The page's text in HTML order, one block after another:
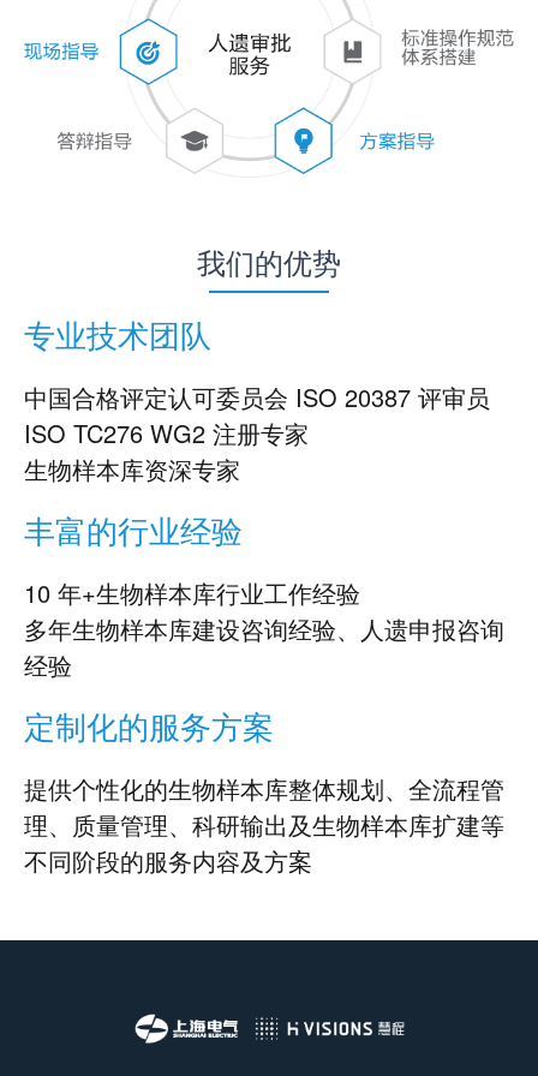
我们的优势
专业技术团队
中国合格评定认可委员会 ISO 20387 评审员
ISO TC276 WG2 注册专家
生物样本库资深专家
丰富的行业经验
10 年+生物样本库行业工作经验
多年生物样本库建设咨询经验、人遗申报咨询
经验
定制化的服务方案
提供个性化的生物样本库整体规划、全流程管
理、质量管理、科研输出及生物样本库扩建等
不同阶段的服务内容及方案